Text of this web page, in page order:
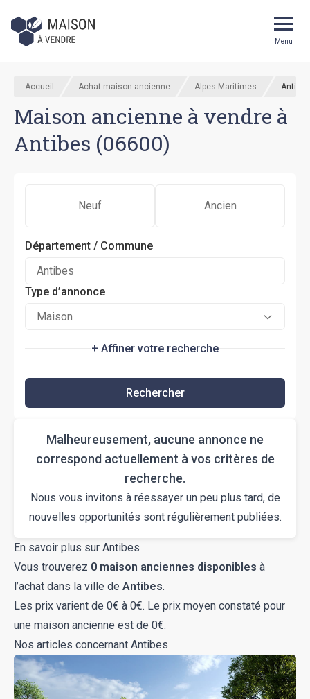
Menu
Accueil Achat maison ancienne Alpes-Maritimes Antibes
Maison ancienne à vendre à
Antibes (06600)
Neuf Ancien
Département / Commune
Type d’annonce
Maison
+ Affiner votre recherche
Rechercher
Malheureusement, aucune annonce ne
correspond actuellement à vos critères de
recherche.
Nous vous invitons à réessayer un peu plus tard, de
nouvelles opportunités sont régulièrement publiées.
En savoir plus sur Antibes
Vous trouverez 0 maison anciennes disponibles à
l’achat dans la ville de Antibes.
Les prix varient de 0€ à 0€. Le prix moyen constaté pour
une maison ancienne est de 0€.
Nos articles concernant Antibes